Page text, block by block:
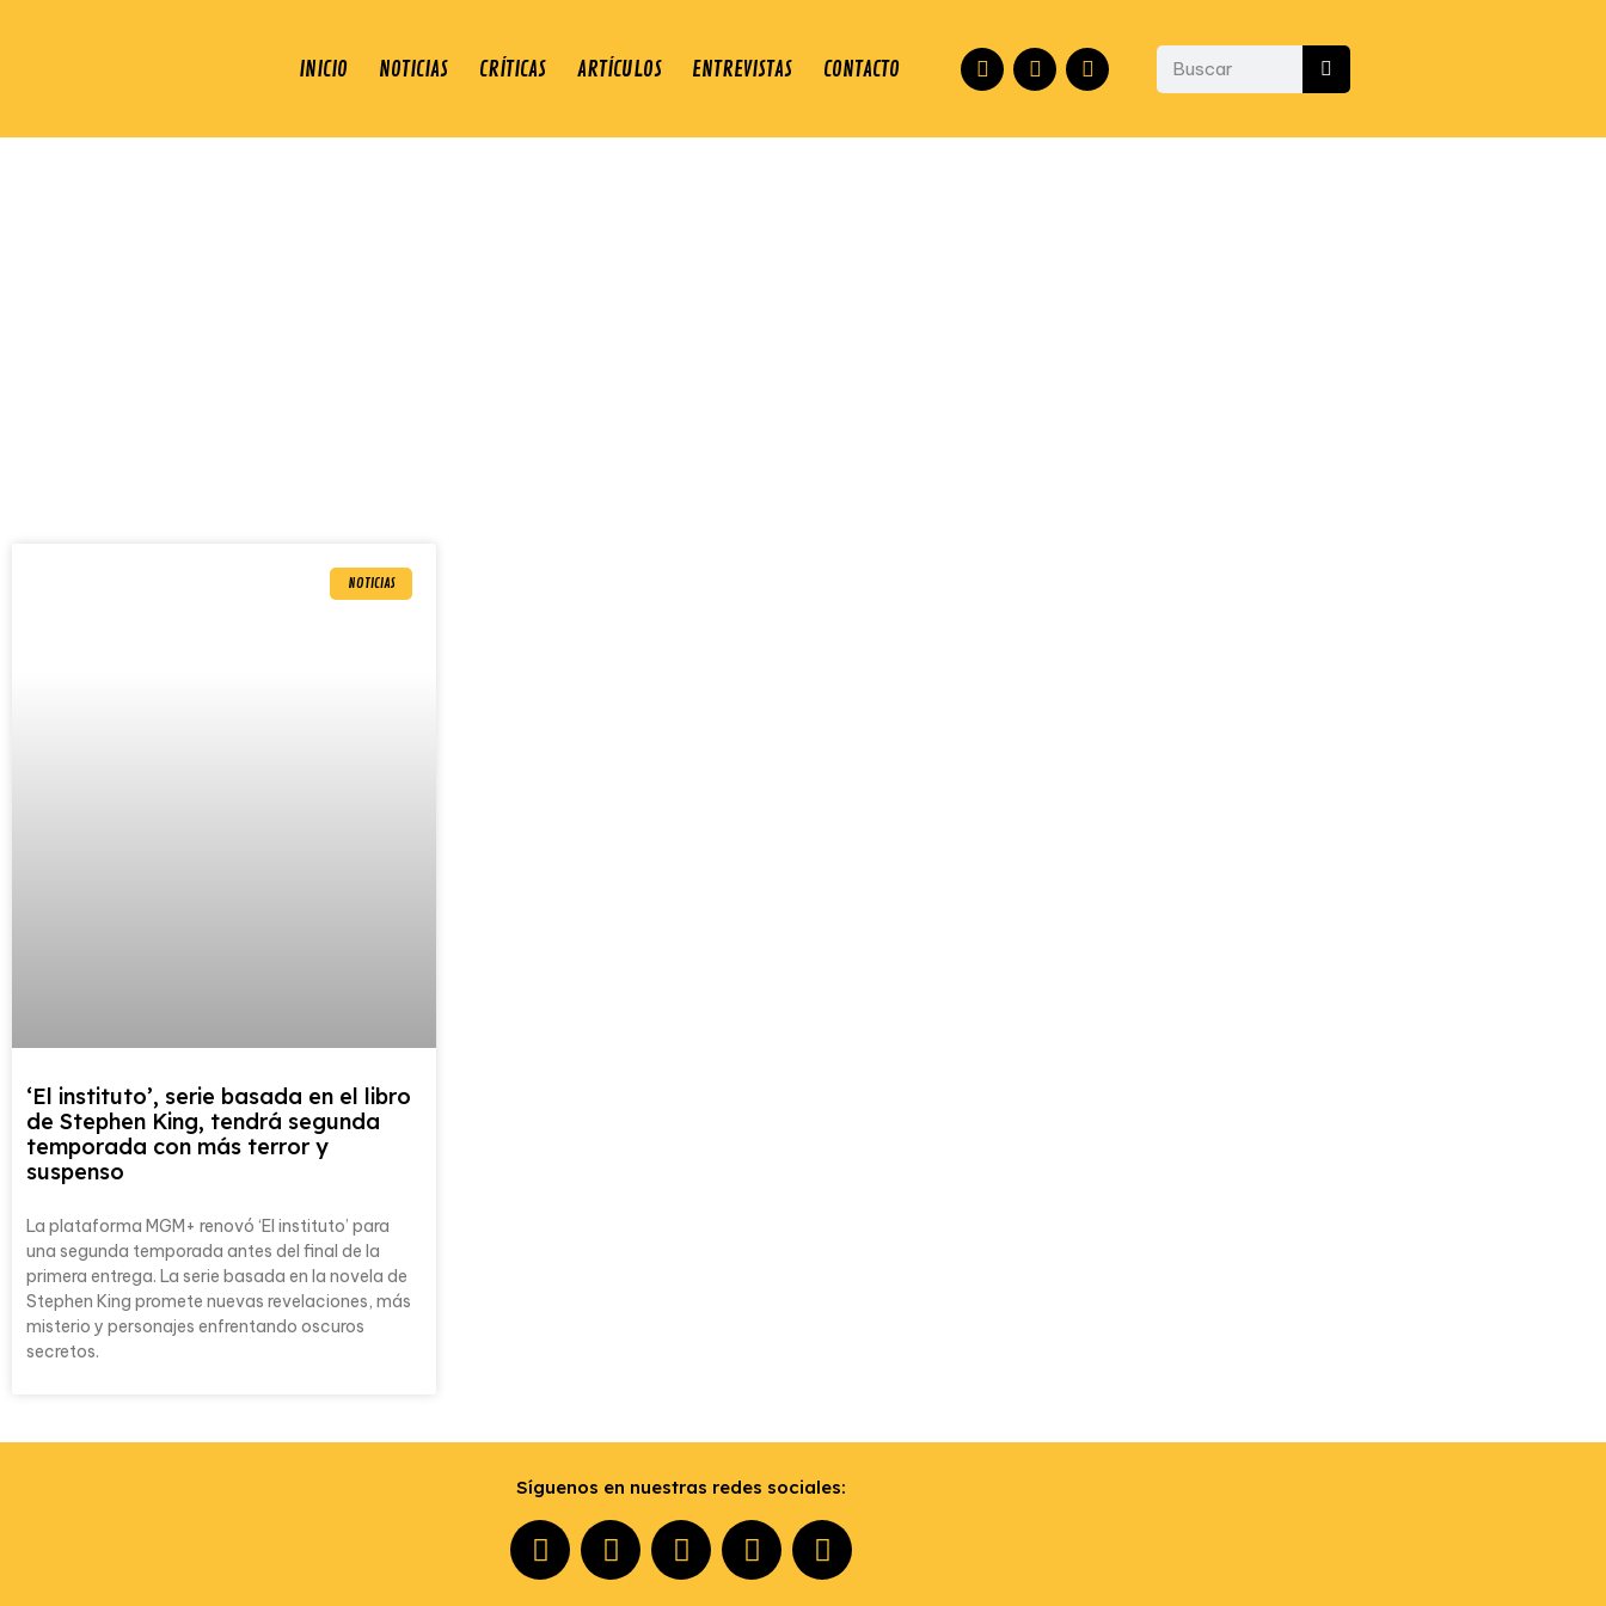
INICIO NOTICIAS CRÍTICAS ARTÍCULOS ENTREVISTAS CONTACTO
NOTICIAS
‘El instituto’, serie basada en el libro
de Stephen King, tendrá segunda
temporada con más terror y
suspenso
La plataforma MGM+ renovó ‘El instituto’ para
una segunda temporada antes del final de la
primera entrega. La serie basada en la novela de
Stephen King promete nuevas revelaciones, más
misterio y personajes enfrentando oscuros
secretos.
Síguenos en nuestras redes sociales: